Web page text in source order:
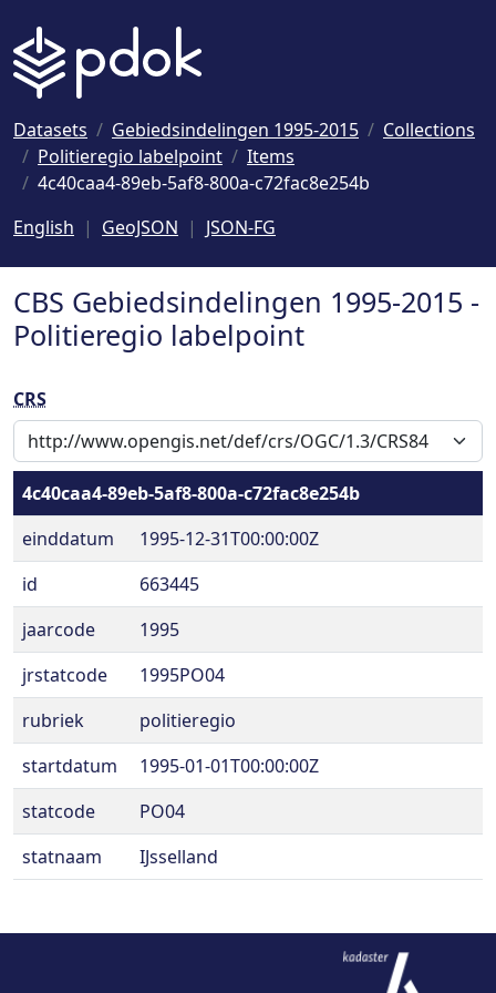
Datasets Gebiedsindelingen 1995-2015
Collections
Politieregio labelpoint
Items
4c40caa4-89eb-5af8-800a-c72fac8e254b
English
GeoJSON JSON-FG
CBS Gebiedsindelingen 1995-2015 -
Politieregio labelpoint
CRS
4c40caa4-89eb-5af8-800a-c72fac8e254b
einddatum
1995-12-31T00:00:00Z
id
663445
jaarcode
1995
jrstatcode
1995PO04
rubriek
politieregio
startdatum
1995-01-01T00:00:00Z
statcode
PO04
statnaam
IJsselland